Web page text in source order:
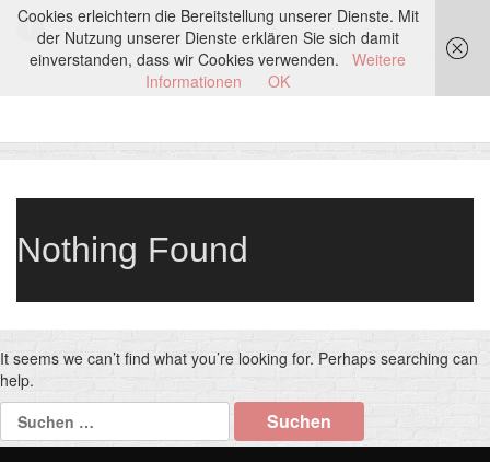
Nothing Found
It seems we can’t find what you’re looking for. Perhaps searching can
help.
Suchen
nach:
Cookies erleichtern die Bereitstellung unserer Dienste. Mit
der Nutzung unserer Dienste erklären Sie sich damit
einverstanden, dass wir Cookies verwenden.
Weitere
Informationen
OK